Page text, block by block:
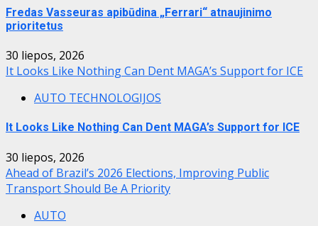
Fredas Vasseuras apibūdina „Ferrari“ atnaujinimo
prioritetus
30 liepos, 2026
It Looks Like Nothing Can Dent MAGA’s Support for ICE
AUTO TECHNOLOGIJOS
It Looks Like Nothing Can Dent MAGA’s Support for ICE
30 liepos, 2026
Ahead of Brazil’s 2026 Elections, Improving Public
Transport Should Be A Priority
AUTO